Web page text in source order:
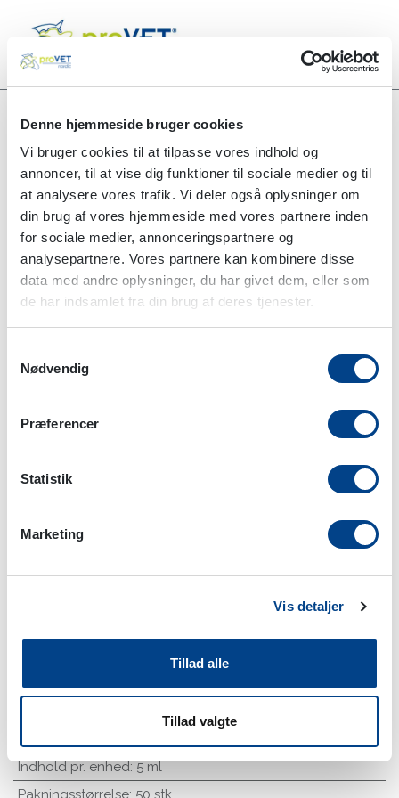
Denne hjemmeside bruger cookies
Vi bruger cookies til at tilpasse vores indhold og
annoncer, til at vise dig funktioner til sociale medier og til
at analysere vores trafik. Vi deler også oplysninger om
din brug af vores hjemmeside med vores partnere inden
for sociale medier, annonceringspartnere og
analysepartnere. Vores partnere kan kombinere disse
data med andre oplysninger, du har givet dem, eller som
de har indsamlet fra din brug af deres tjenester.
Nødvendig
Præferencer
Statistik
Marketing
Vis detaljer
Tillad alle
Tillad valgte
Alle produkter Discus Compositum ad us. vet. 50 x 5 ml
Bestillingsvare
Discus Compositum ad us. vet. 50
Bestillingsvare
Indhold pr. enhed: 5 ml
Pakningsstørrelse: 50 stk